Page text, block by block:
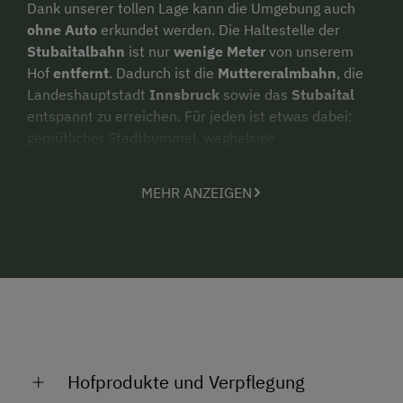
Dank unserer tollen Lage kann die Umgebung auch
ohne Auto erkundet werden. Die Haltestelle der
Stubaitalbahn ist nur wenige Meter von unserem
Hof entfernt. Dadurch ist die Muttereralmbahn, die
Landeshauptstadt Innsbruck sowie das Stubaital
entspannt zu erreichen. Für jeden ist etwas dabei:
gemütlicher Stadtbummel, waghalsige
Spaziergang mit dem Kinderwagen.
können. Kühe melken, die Tiere mit Futter versorgen
Also nichts wie los zum Stillerhof - Wir freuen uns Sie
MEHR ANZEIGEN
Hofprodukte und Verpflegung